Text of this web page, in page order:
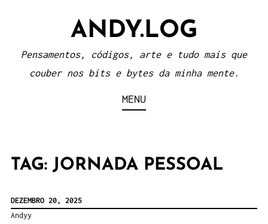
ANDY.LOG
Pensamentos, códigos, arte e tudo mais que
couber nos bits e bytes da minha mente.
MENU
TAG: JORNADA PESSOAL
DEZEMBRO 20, 2025
Andyy